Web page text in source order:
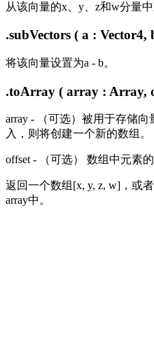
从该向量的x、y、z和w分量中
.subVectors ( a : Vector4,
将该向量设置为a - b。
.toArray ( array : Array,
array - （可选）被用于存储
入，则将创建一个新的数组。
offset - （可选） 数组中元素的
返回一个数组[x, y, z, w]，或
array中。